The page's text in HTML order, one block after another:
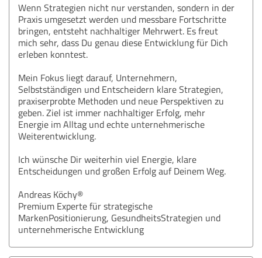
Wenn Strategien nicht nur verstanden, sondern in der
Praxis umgesetzt werden und messbare Fortschritte
bringen, entsteht nachhaltiger Mehrwert. Es freut
mich sehr, dass Du genau diese Entwicklung für Dich
erleben konntest.
Mein Fokus liegt darauf, Unternehmern,
Selbstständigen und Entscheidern klare Strategien,
praxiserprobte Methoden und neue Perspektiven zu
geben. Ziel ist immer nachhaltiger Erfolg, mehr
Energie im Alltag und echte unternehmerische
Weiterentwicklung.
Ich wünsche Dir weiterhin viel Energie, klare
Entscheidungen und großen Erfolg auf Deinem Weg.
Andreas Köchy®
Premium Experte für strategische
MarkenPositionierung, GesundheitsStrategien und
unternehmerische Entwicklung